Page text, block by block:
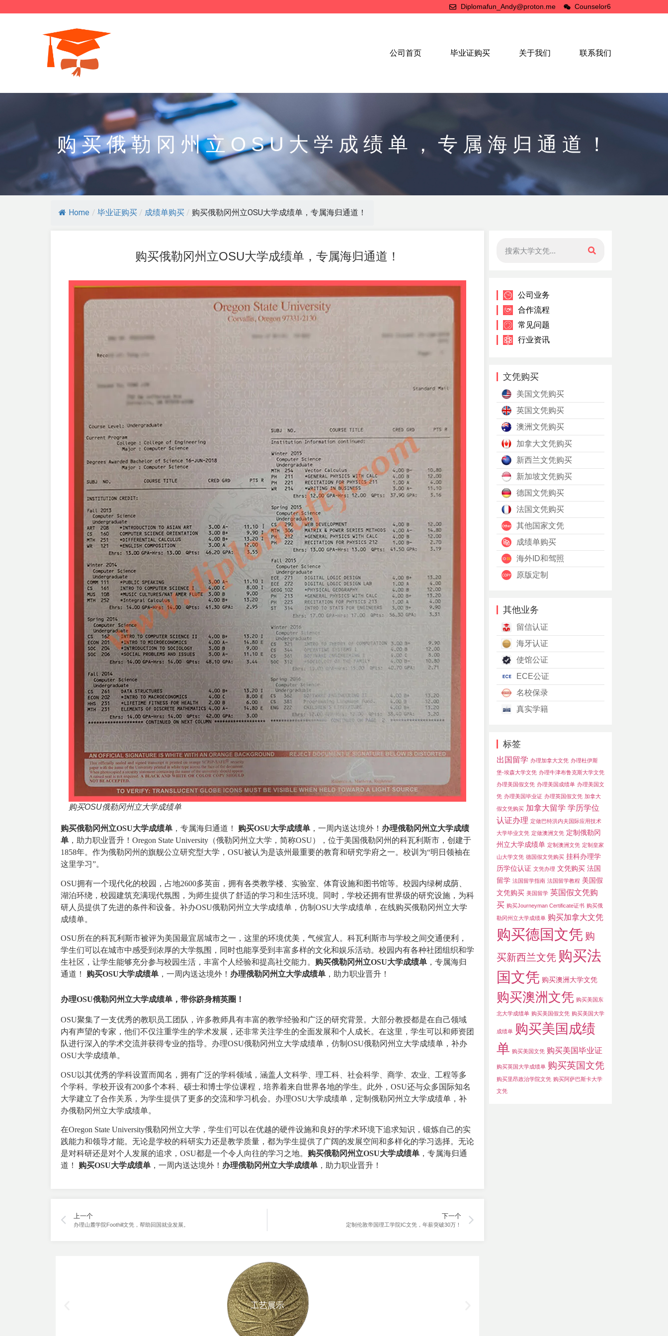
Diplomafun_Andy@proton.me Counselor6
公司首页 毕业证购买 关于我们 联系我们
购买俄勒冈州立OSU大学成绩单，专属海归通道！
Home / 毕业证购买 / 成绩单购买 / 购买俄勒冈州立OSU大学成绩单，专属海归通道！
购买俄勒冈州立OSU大学成绩单，专属海归通道！
购买OSU俄勒冈州立大学成绩单
购买俄勒冈州立OSU大学成绩单 ，专属海归通道！ 购买OSU大学成绩单 ，一周内送达境外！ 办理俄勒冈州立大学成绩
单 ，助力职业晋升！Oregon State University（俄勒冈州立大学，简称OSU），位于美国俄勒冈州的科瓦利斯市，创建于
1858年。作为俄勒冈州的旗舰公立研究型大学，OSU被认为是该州最重要的教育和研究学府之一。校训为“明日领袖在
这里学习”。
OSU拥有一个现代化的校园，占地2600多英亩，拥有各类教学楼、实验室、体育设施和图书馆等。校园内绿树成荫、
湖泊环绕，校园建筑充满现代氛围，为师生提供了舒适的学习和生活环境。同时，学校还拥有世界级的研究设施，为科
研人员提供了先进的条件和设备。补办OSU俄勒冈州立大学成绩单，仿制OSU大学成绩单，在线购买俄勒冈州立大学
成绩单。
OSU所在的科瓦利斯市被评为美国最宜居城市之一，这里的环境优美，气候宜人。科瓦利斯市与学校之间交通便利，
学生们可以在城市中感受到浓厚的大学氛围，同时也能享受到丰富多样的文化和娱乐活动。校园内有各种社团组织和学
生社区，让学生能够充分参与校园生活，丰富个人经验和提高社交能力。 购买俄勒冈州立OSU大学成绩单 ，专属海归
通道！ 购买OSU大学成绩单 ，一周内送达境外！ 办理俄勒冈州立大学成绩单 ，助力职业晋升！
办理OSU俄勒冈州立大学成绩单，带你跻身精英圈！
OSU聚集了一支优秀的教职员工团队，许多教师具有丰富的教学经验和广泛的研究背景。大部分教授都是在自己领域
内有声望的专家，他们不仅注重学生的学术发展，还非常关注学生的全面发展和个人成长。在这里，学生可以和师资团
队进行深入的学术交流并获得专业的指导。办理OSU俄勒冈州立大学成绩单，仿制OSU俄勒冈州立大学成绩单，补办
OSU大学成绩单。
OSU以其优秀的学科设置而闻名，拥有广泛的学科领域，涵盖人文科学、理工科、社会科学、商学、农业、工程等多
个学科。学校开设有200多个本科、硕士和博士学位课程，培养着来自世界各地的学生。此外，OSU还与众多国际知名
大学建立了合作关系，为学生提供了更多的交流和学习机会。办理OSU大学成绩单，定制俄勒冈州立大学成绩单，补
办俄勒冈州立大学成绩单。
在Oregon State University俄勒冈州立大学，学生们可以在优越的硬件设施和良好的学术环境下追求知识，锻炼自己的实
践能力和领导才能。无论是学校的科研实力还是教学质量，都为学生提供了广阔的发展空间和多样化的学习选择。无论
是对科研还是对个人发展的追求，OSU都是一个令人向往的学习之地。 购买俄勒冈州立OSU大学成绩单 ，专属海归通
道！ 购买OSU大学成绩单 ，一周内送达境外！ 办理俄勒冈州立大学成绩单 ，助力职业晋升！
上一个
办理山麓学院Foothill文凭，帮助回国就业发展。
下一个
定制伦敦帝国理工学院IC文凭，年薪突破30万！
工艺展示
公司业务
合作流程
常见问题
行业资讯
文凭购买
美国文凭购买
英国文凭购买
澳洲文凭购买
加拿大文凭购买
新西兰文凭购买
新加坡文凭购买
德国文凭购买
法国文凭购买
其他国家文凭
成绩单购买
海外ID和驾照
原版定制
其他业务
留信认证
海牙认证
使馆公证
ECE公证
名校保录
真实学籍
标签
出国留学 办理加拿大文凭 办理杜伊斯
堡-埃森大学文凭 办理牛津布鲁克斯大学文凭
办理美国假文凭 办理美国成绩单 办理美国文
凭 办理美国毕业证 办理英国假文凭 加拿大
假文凭购买 加拿大留学 学历学位
认证办理 定做巴特洪内夫国际应用技术
大学毕业文凭 定做澳洲文凭 定制俄勒冈
州立大学成绩单 定制澳洲文凭 定制皇家
山大学文凭 德国假文凭购买 挂科办理学
历学位认证 文凭办理 文凭购买 法国
留学 法国留学指南 法国留学教程 美国假
文凭购买 美国留学 英国假文凭购
买 购买Journeyman Certificate证书 购买俄
勒冈州立大学成绩单 购买加拿大文凭
购买德国文凭 购
买新西兰文凭 购买法
国文凭 购买澳洲大学文凭
购买澳洲文凭 购买美国东
北大学成绩单 购买美国假文凭 购买美国大学
成绩单 购买美国成绩
单 购买美国文凭 购买美国毕业证
购买英国大学成绩单 购买英国文凭
购买里昂政治学院文凭 购买阿萨巴斯卡大学
文凭